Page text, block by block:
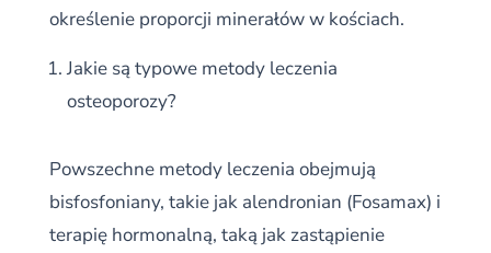
określenie proporcji minerałów w kościach.
Jakie są typowe metody leczenia
osteoporozy?
Powszechne metody leczenia obejmują
bisfosfoniany, takie jak alendronian (Fosamax) i
terapię hormonalną, taką jak zastąpienie